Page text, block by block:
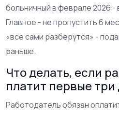
больничный в феврале 2026 -
Главное - не пропустить 6
«все сами разберутся» -
раньше.
Что делать, если
платит первые три
Работодатель обязан